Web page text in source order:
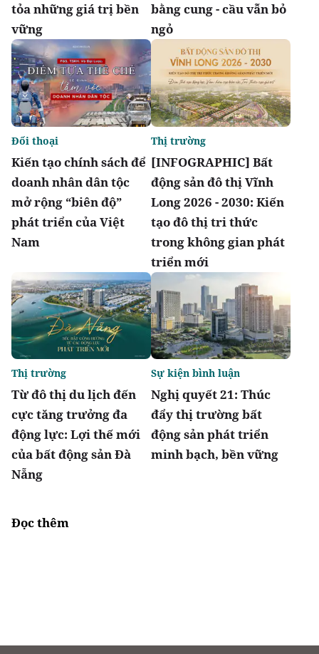
tỏa những giá trị bền
vững
bằng cung - cầu vẫn bỏ
ngỏ
Kiến tạo chính sách để
doanh nhân dân tộc
mở rộng “biên độ”
phát triển của Việt
Nam
Đối thoại
[INFOGRAPHIC] Bất
động sản đô thị Vĩnh
Long 2026 - 2030: Kiến
tạo đô thị tri thức
trong không gian phát
triển mới
Thị trường
Từ đô thị du lịch đến
cực tăng trưởng đa
động lực: Lợi thế mới
của bất động sản Đà
Nẵng
Thị trường
Nghị quyết 21: Thúc
đẩy thị trường bất
động sản phát triển
minh bạch, bền vững
Sự kiện bình luận
Đọc thêm